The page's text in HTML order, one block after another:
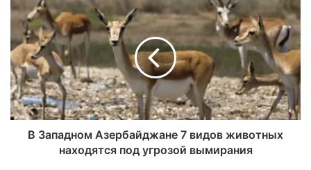
В Западном Азербайджане 7 видов животных
находятся под угрозой вымирания